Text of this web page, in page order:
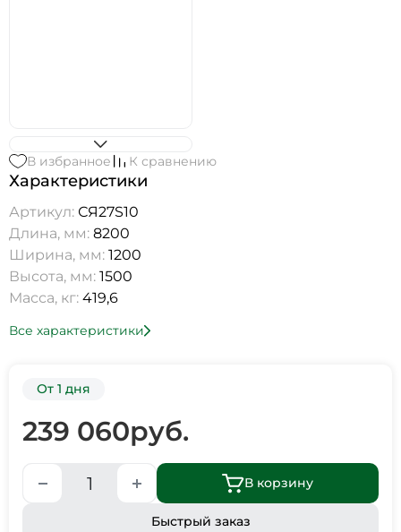
В избранное К сравнению
Характеристики
Артикул: СЯ27S10
Длина, мм: 8200
Ширина, мм: 1200
Высота, мм: 1500
Масса, кг: 419,6
Все характеристики
От 1 дня
239 060руб.
В корзину
Быстрый заказ